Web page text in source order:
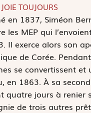
TOUJOURS
en 1837, Siméon
les MEP qui
Il exerce alors son
de Corée.
se convertissent
en 1863. À sa
quatre jours à renier
de trois autres